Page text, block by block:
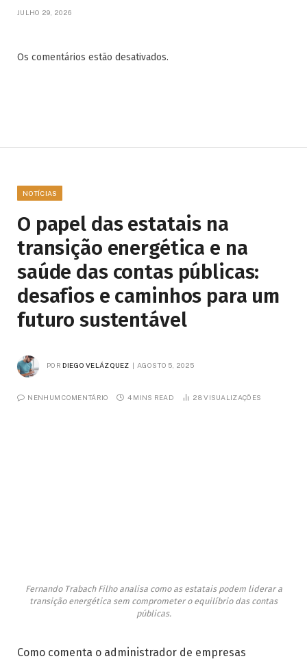
JULHO 29, 2026
Os comentários estão desativados.
NOTÍCIAS
O papel das estatais na
transição energética e na
saúde das contas públicas:
desafios e caminhos para um
futuro sustentável
POR DIEGO VELÁZQUEZ AGOSTO 5, 2025
NENHUM COMENTÁRIO 4 MINS READ 28VISUALIZAÇÕES
Fernando Trabach Filho analisa como as estatais podem liderar a
transição energética sem comprometer o equilíbrio das contas
públicas.
Como comenta o administrador de empresas